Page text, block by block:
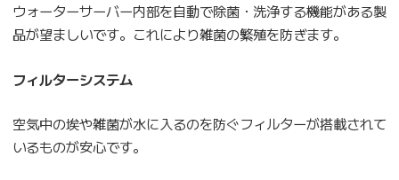
ウォーターサーバー内部を自動で除菌・洗浄する機能がある製
品が望ましいです。これにより雑菌の繁殖を防ぎます。
フィルターシステム
空気中の埃や雑菌が水に入るのを防ぐフィルターが搭載されて
いるものが安心です。